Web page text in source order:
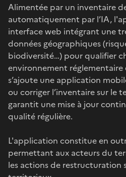
Alimentée par un inventaire
automatiquement par l’IA,
interface web intégrant une
données géographiques
biodiversité…) pour qualifier
environnement réglementaire
s’ajoute une application
ou corriger l’inventaire sur le
garantit une mise à jour
qualité régulière.
L'application constitue en
permettant aux acteurs du
les actions de restructuration